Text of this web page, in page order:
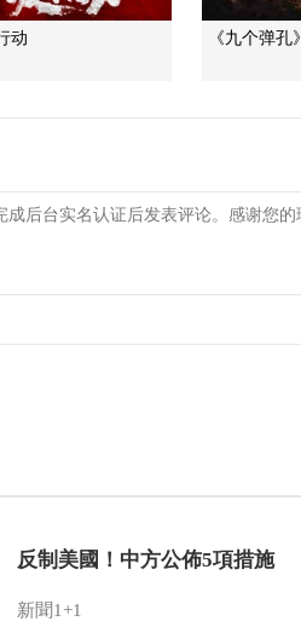
动 《九个弹孔》
反制美國！中方公佈5項措施
新聞1+1